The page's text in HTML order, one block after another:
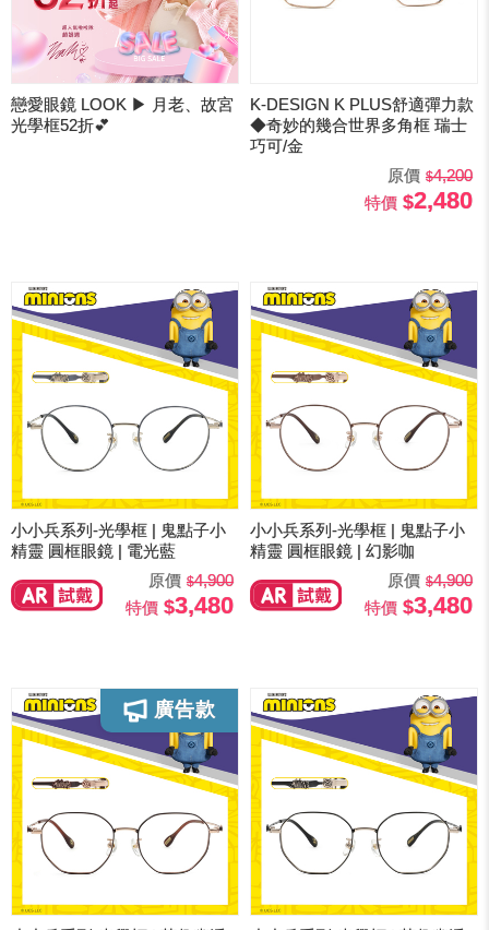
戀愛眼鏡 LOOK ▶ 月老、故宮
光學框52折💕
K-DESIGN K PLUS舒適彈力款
◆奇妙的幾合世界多角框 瑞士
巧可/金
原價
4,200
特價
2,480
小小兵系列-光學框 | 鬼點子小
精靈 圓框眼鏡 | 電光藍
原價
4,900
特價
3,480
小小兵系列-光學框 | 鬼點子小
精靈 圓框眼鏡 | 幻影咖
原價
4,900
特價
3,480